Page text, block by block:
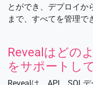
とができ、デプロイか
まで、すべてを管理で
Revealはどの
をサポートし
Revealは、API、SQL